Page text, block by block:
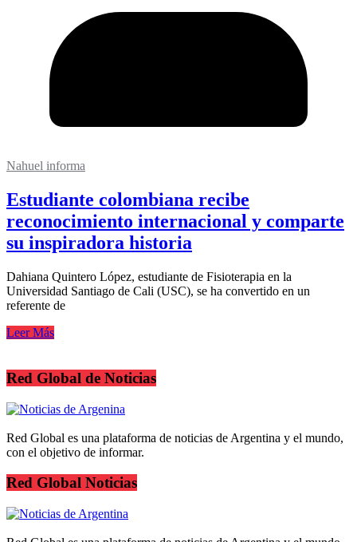
Nahuel informa
Estudiante colombiana recibe
reconocimiento internacional y comparte
su inspiradora historia
Dahiana Quintero López, estudiante de Fisioterapia en la
Universidad Santiago de Cali (USC), se ha convertido en un
referente de
Leer Más
Red Global de Noticias
Red Global es una plataforma de noticias de Argentina y el mundo,
con el objetivo de informar.
Red Global Noticias